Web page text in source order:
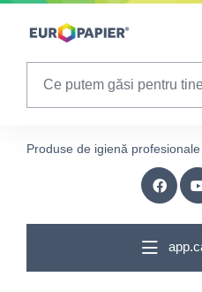
Table Of Content
Produse de igienă profesionale